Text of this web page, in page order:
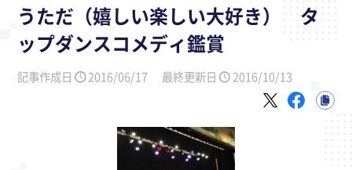
うただ（嬉しい楽しい大好き） タ
ップダンスコメディ鑑賞
記事作成日 2016/06/17 最終更新日 2016/10/13